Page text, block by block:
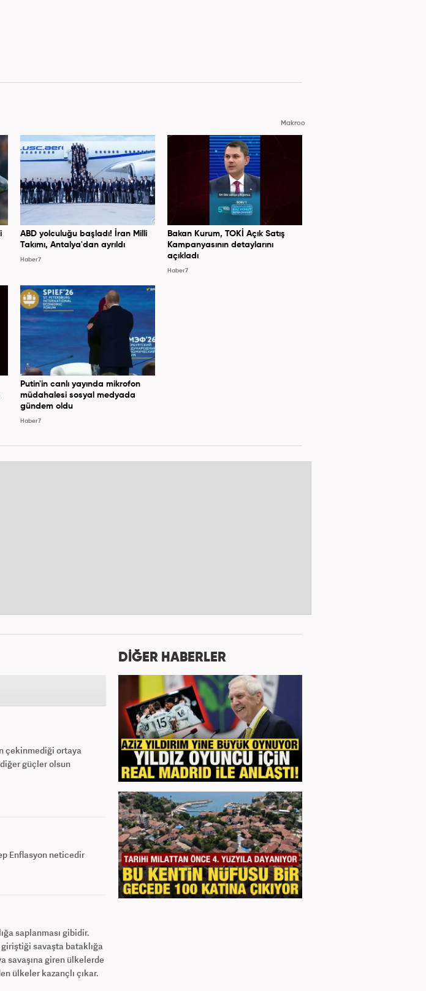
Makroo
ABD yolculuğu başladı! İran Milli
Takımı, Antalya'dan ayrıldı
Haber7
Bakan Kurum, TOKİ Açık Satış
Kampanyasının detaylarını
açıkladı
Haber7
Putin'in canlı yayında mikrofon
müdahalesi sosyal medyada
gündem oldu
Haber7
çekinmediği ortaya
güçler olsun
Enflasyon neticedir
saplanması gibidir.
giriştiği savaşta bataklığa
savaşına giren ülkelerde
ülkeler kazançlı çıkar.
DİĞER HABERLER